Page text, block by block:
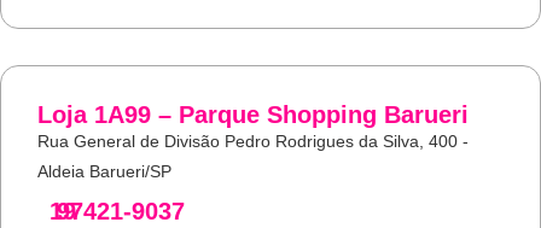
Loja 1A99 – Parque Shopping Barueri
Rua General de Divisão Pedro Rodrigues da Silva, 400 -
Aldeia Barueri/SP
19
97421-9037